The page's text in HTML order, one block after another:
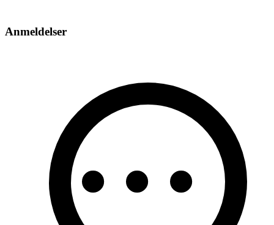
Anmeldelser